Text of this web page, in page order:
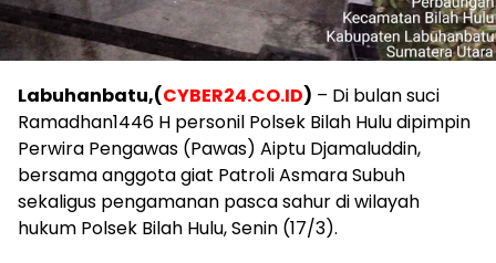
Labuhanbatu,(CYBER24.CO.ID) – Di bulan suci
Ramadhan1446 H personil Polsek Bilah Hulu dipimpin
Perwira Pengawas (Pawas) Aiptu Djamaluddin,
bersama anggota giat Patroli Asmara Subuh
sekaligus pengamanan pasca sahur di wilayah
hukum Polsek Bilah Hulu, Senin (17/3).